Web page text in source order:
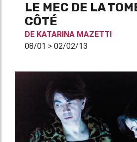
LE MEC DE LA
CÔTÉ
DE KATARINA MAZETTI
08/01 > 02/02/13